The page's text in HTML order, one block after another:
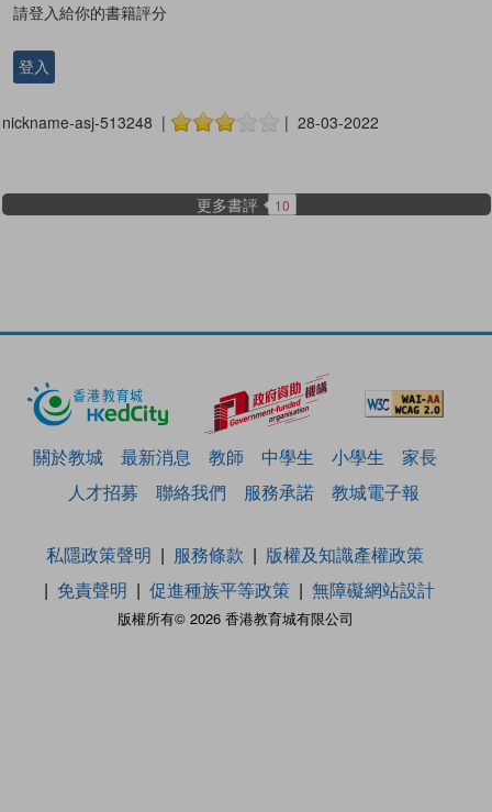
請登入給你的書籍評分
登入
nickname-asj-513248 | | 28-03-2022
更多書評 10
關於教城 最新消息 教師 中學生 小學生
家長
人才招募
聯絡我們 服務承諾 教城電子報
版權所有© 2026 香港教育城有限公司
私隱政策聲明 服務條款
版權及知識產權政策
免責聲明
促進種族平等政策 無障礙網站設計